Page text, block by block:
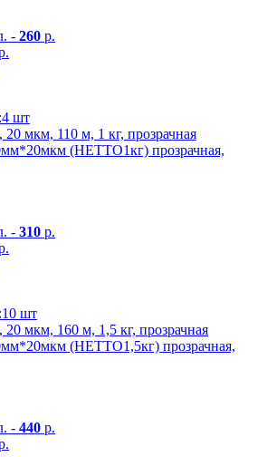
- 260 р.
4 шт
мкм, 110 м, 1 кг, прозрачная
- 310 р.
10 шт
мкм, 160 м, 1,5 кг, прозрачная
- 440 р.